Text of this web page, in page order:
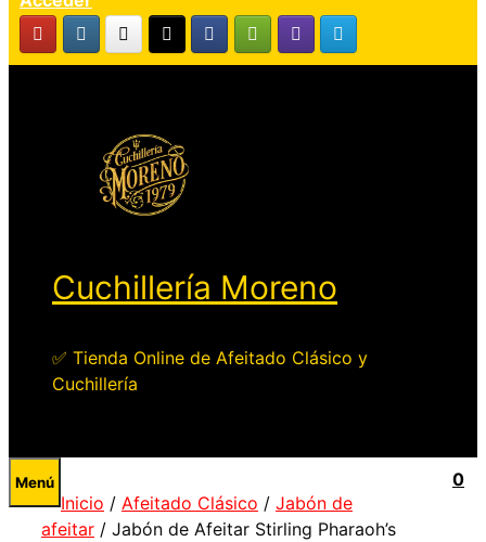
Cuchillería Moreno
✅ Tienda Online de Afeitado Clásico y
Cuchillería
0
Menú
Inicio / Afeitado Clásico / Jabón de
afeitar / Jabón de Afeitar Stirling Pharaoh’s